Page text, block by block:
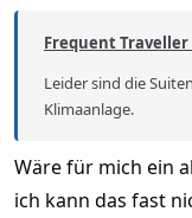
Frequent
Leider sind die
Klimaanlage.
Wäre für mich ein
ich kann das fast